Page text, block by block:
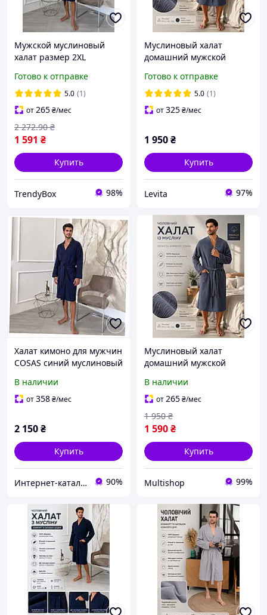
Мужской муслиновый
халат размер 2XL
хлопка легкий летний
халат для мужчин банная
одежда box2
Готово к отправке
5.0 (1)
от265₴/мес
1 591 ₴
2 272.90 ₴
Купить
TrendyBox 98%
Муслиновый халат
домашний мужской
домашний халат для
мужчин хлопковый
легкий
Готово к отправке
5.0 (1)
от325₴/мес
1 950₴
Купить
Levita 97%
Халат кимоно для мужчин
COSAS синий муслиновый
В наличии
от358₴/мес
2 150₴
Купить
Интернет-каталог скидок Техно ECO 90%
Муслиновый халат
домашний мужской
домашний халат для
мужчин хлопковый
легкий
В наличии
от265₴/мес
1 590₴
1 950 ₴
Купить
Multishop 99%